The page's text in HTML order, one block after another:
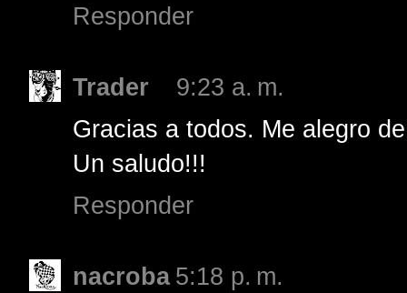
Responder
Trader
9:23 a. m.
Gracias a todos. Me alegro
Un saludo!!!
Responder
nacroba 5:18 p. m.